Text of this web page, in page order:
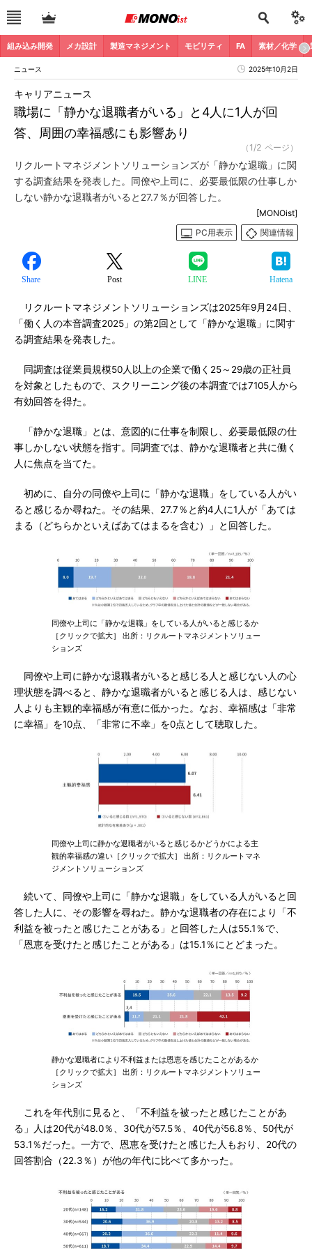
組み込み開発 メカ設計 製造マネジメント モビリティ FA 素材／化学
ニュース 2025年10月2日
職場に「静かな退職者がいる」と4人に1人が回
答、周囲の幸福感にも影響あり
キャリアニュース
（1/2 ページ）
リクルートマネジメントソリューションズが「静かな退職」に関
する調査結果を発表した。同僚や上司に、必要最低限の仕事しか
しない静かな退職者がいると27.7％が回答した。
[MONOist]
PC用表示
関連情報
Share Post LINE Hatena
リクルートマネジメントソリューションズは2025年9月24日、
「働く人の本音調査2025」の第2回として「静かな退職」に関す
る調査結果を発表した。
同調査は従業員規模50人以上の企業で働く25～29歳の正社員
を対象としたもので、スクリーニング後の本調査では7105人から
有効回答を得た。
「静かな退職」とは、意図的に仕事を制限し、必要最低限の仕
事しかしない状態を指す。同調査では、静かな退職者と共に働く
人に焦点を当てた。
初めに、自分の同僚や上司に「静かな退職」をしている人がい
ると感じるか尋ねた。その結果、27.7％と約4人に1人が「あては
まる（どちらかといえばあてはまるを含む）」と回答した。
同僚や上司に「静かな退職」をしている人がいると感じるか
［クリックで拡大］ 出所：リクルートマネジメントソリュー
ションズ
同僚や上司に静かな退職者がいると感じる人と感じない人の心
理状態を調べると、静かな退職者がいると感じる人は、感じない
人よりも主観的幸福感が有意に低かった。なお、幸福感は「非常
に幸福」を10点、「非常に不幸」を0点として聴取した。
同僚や上司に静かな退職者がいると感じるかどうかによる主
観的幸福感の違い［クリックで拡大］ 出所：リクルートマネ
ジメントソリューションズ
続いて、同僚や上司に「静かな退職」をしている人がいると回
答した人に、その影響を尋ねた。静かな退職者の存在により「不
利益を被ったと感じたことがある」と回答した人は55.1％で、
「恩恵を受けたと感じたことがある」は15.1％にとどまった。
静かな退職者により不利益または恩恵を感じたことがあるか
［クリックで拡大］ 出所：リクルートマネジメントソリュー
ションズ
これを年代別に見ると、「不利益を被ったと感じたことがあ
る」人は20代が48.0％、30代が57.5％、40代が56.8％、50代が
53.1％だった。一方で、恩恵を受けたと感じた人もおり、20代の
回答割合（22.3％）が他の年代に比べて多かった。